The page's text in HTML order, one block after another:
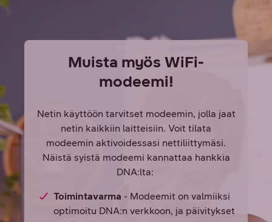
Muista myös WiFi-
modeemi!
Netin käyttöön tarvitset modeemin, jolla jaat
netin kaikkiin laitteisiin. Voit tilata
modeemin aktivoidessasi nettiliittymäsi.
Näistä syistä modeemi kannattaa hankkia
DNA:lta:
Toimintavarma - Modeemit on valmiiksi
optimoitu DNA:n verkkoon, ja päivitykset